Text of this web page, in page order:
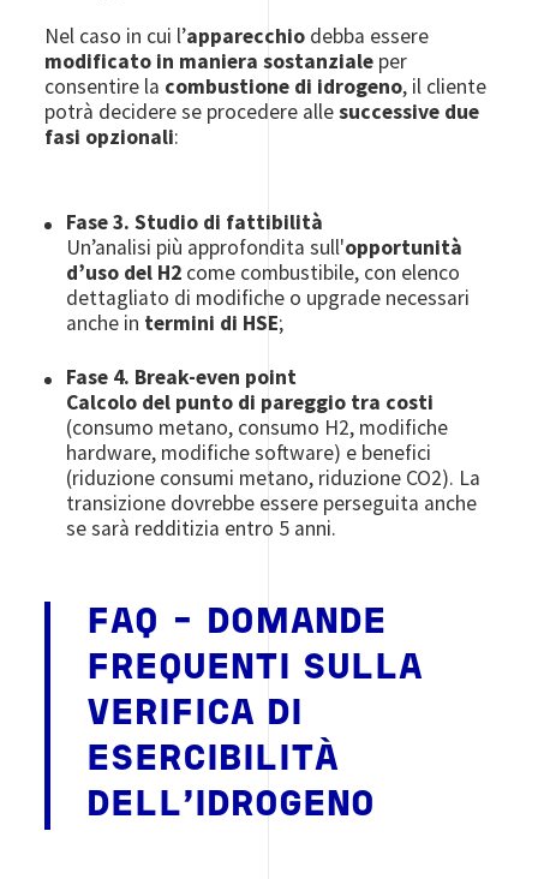
Nel caso in cui l’apparecchio debba essere
modificato in maniera sostanziale per
consentire la combustione di idrogeno, il cliente
potrà decidere se procedere allesuccessive due
fasi opzionali:
Fase 3. Studio di fattibilità
Un’analisi più approfondita sull'opportunità
d’uso del H2 come combustibile, con elenco
dettagliato di modifiche o upgrade necessari
anche in termini di HSE;
Fase 4. Break-even point
Calcolo del punto di pareggio tra costi
(consumo metano, consumo H2, modifiche
hardware, modifiche software) e benefici
(riduzione consumi metano, riduzione CO2). La
transizione dovrebbe essere perseguita anche
se sarà redditizia entro 5 anni.
FAQ - DOMANDE
FREQUENTI SULLA
VERIFICA DI
ESERCIBILITÀ
DELL'IDROGENO